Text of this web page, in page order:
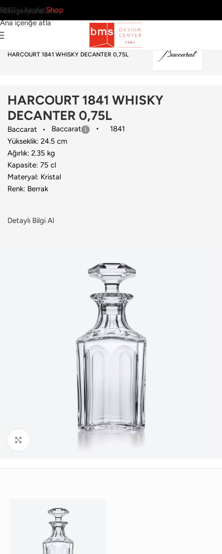
Navigasyona atla
Ana içeriğe atla
BMS’yi KeşfetShop
Sürahi & Karaf› Baccarat
HARCOURT 1841 WHISKY DECANTER 0,75L
HARCOURT 1841 WHISKY
DECANTER 0,75L
Baccarat Baccarat
1841
Yükseklik: 24.5 cm
Ağırlık: 2.35 kg
Kapasite: 75 cl
Materyal: Kristal
Renk: Berrak
Detaylı Bilgi Al